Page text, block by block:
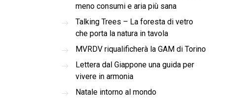
meno consumi e aria più sana
Talking Trees – La foresta di vetro
che porta la natura in tavola
MVRDV riqualificherà la GAM di Torino
Lettera dal Giappone una guida per
vivere in armonia
Natale intorno al mondo